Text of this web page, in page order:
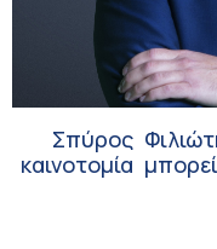
Σπύρος
καινοτομία